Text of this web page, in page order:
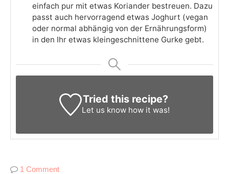
einfach pur mit etwas Koriander bestreuen. Dazu
passt auch hervorragend etwas Joghurt (vegan
oder normal abhängig von der Ernährungsform)
in den Ihr etwas kleingeschnittene Gurke gebt.
Tried this recipe?
Let us knowhow it was!
1 Comment